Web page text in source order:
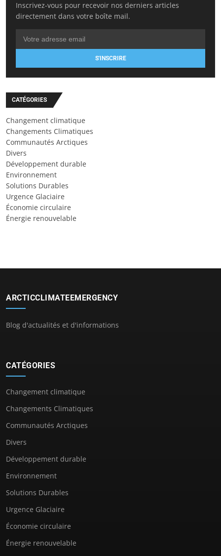
Inscrivez-vous pour recevoir nos derniers articles
directement dans votre boîte mail.
S'INSCRIRE
CATÉGORIES
Changement climatique
Changements Climatiques
Communautés Arctiques
Divers
Développement durable
Environnement
Solutions Durables
Urgence Glaciaire
Économie circulaire
Énergie renouvelable
ARCTICCLIMATEEMERGENCY
Blog d'actualités et d'informations
CATÉGORIES
Changement climatique
Changements Climatiques
Communautés Arctiques
Divers
Développement durable
Environnement
Solutions Durables
Urgence Glaciaire
Économie circulaire
Énergie renouvelable